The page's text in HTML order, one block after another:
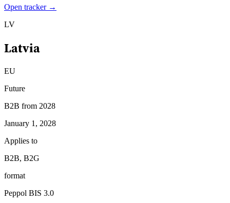
Open tracker →
LV
Latvia
EU
Future
B2B from 2028
January 1, 2028
Applies to
B2B, B2G
format
Peppol BIS 3.0